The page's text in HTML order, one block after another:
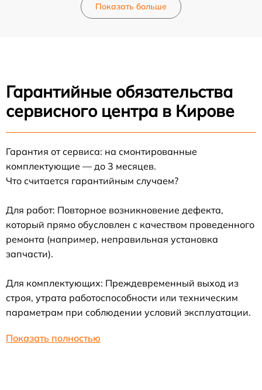
Показать больше
Гарантийные обязательства
сервисного центра в Кирове
Гарантия от сервиса: на смонтированные
комплектующие — до 3 месяцев.
Что считается гарантийным случаем?
Для работ: Повторное возникновение дефекта,
который прямо обусловлен с качеством проведенного
ремонта (например, неправильная установка
запчасти).
Для комплектующих: Преждевременный выход из
строя, утрата работоспособности или техническим
параметрам при соблюдении условий эксплуатации.
Показать полностью